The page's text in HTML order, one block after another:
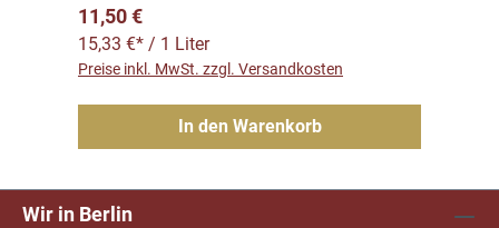
Regulärer Preis:
11,50 €
15,33 €* / 1 Liter
Preise inkl. MwSt. zzgl. Versandkosten
In den Warenkorb
Wir in Berlin